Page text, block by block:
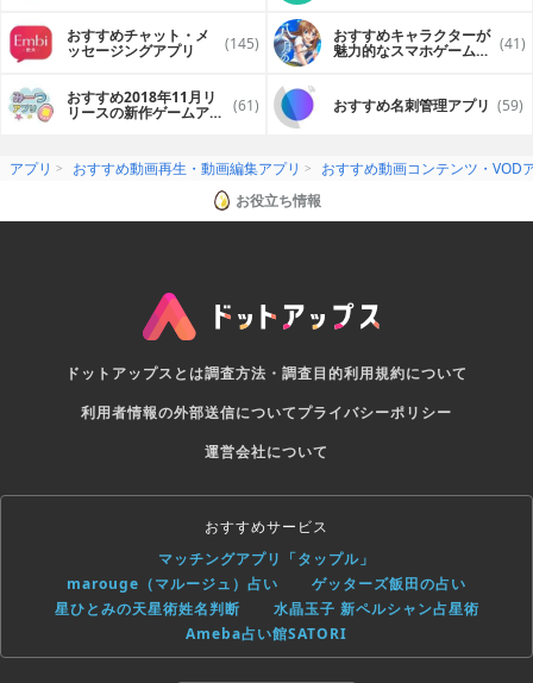
おすすめチャット・メ
ッセージングアプリ (145) おすすめキャラクターが
魅力的なスマホゲームア (41)
おすすめ2018年11月リ
リースの新作ゲームアプ (61) おすすめ名刺管理アプリ (59)
アプリ おすすめ動画再生・動画編集アプリ
おすすめ動画コンテンツ・VOD
お役立ち情報
ドットアップスとは調査方法・調査目的利用規約について
利用者情報の外部送信についてプライバシーポリシー
運営会社について
おすすめサービス
マッチングアプリ「タップル」
marouge（マルージュ）占い
ゲッターズ飯田の占い
星ひとみの天星術姓名判断
水晶玉子 新ペルシャン占星術
Ameba占い館SATORI